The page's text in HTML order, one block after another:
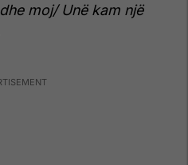
moj/ Unë kam një